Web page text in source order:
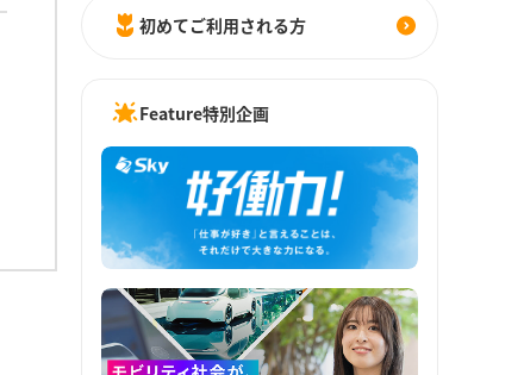
初めてご利用される方
Feature特別企画